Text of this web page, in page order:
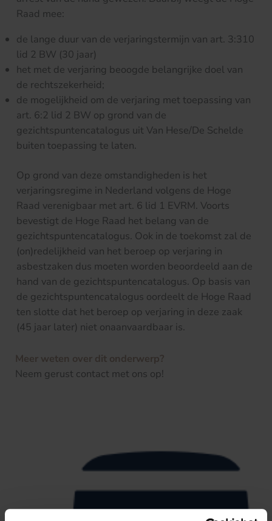
Raad mee:
de lange duur van de verjaringstermijn van art. 3:310
lid 2 BW (30 jaar)
het met de verjaring beoogde belangrijke doel van
de rechtszekerheid;
de mogelijkheid om de verjaring met toepassing van
art. 6:2 lid 2 BW op grond van de
gezichtspuntencatalogus uit Van Hese/De Schelde
buiten toepassing te laten.
Op grond van deze omstandigheden is het
verjaringsregime in Nederland volgens de Hoge
Raad verenigbaar met art. 6 lid 1 EVRM. Voorts
bevestigt de Hoge Raad het belang van de
gezichtspuntencatalogus. Ook in de toekomst zal de
(on)redelijkheid van het beroep op verjaring in
asbestzaken dus moeten worden beoordeeld aan de
hand van de gezichtspuntencatalogus. Op basis van
de gezichtspuntencatalogus oordeelt de Hoge Raad
ten slotte dat het beroep op verjaring in deze zaak
(45 jaar later) niet onaanvaardbaar is.
Meer weten over dit onderwerp?
Neem gerust contact met ons op!